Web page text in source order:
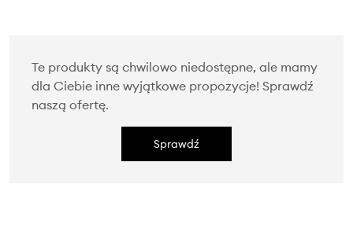
Te produkty są chwilowo niedostępne, ale mamy
dla Ciebie inne wyjątkowe propozycje! Sprawdź
naszą ofertę.
Sprawdź